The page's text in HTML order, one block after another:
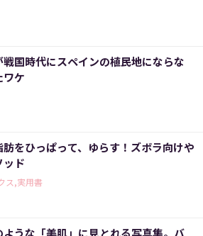
戦国時代にスペインの植民地にならな
ワケ
肪をひっぱって、ゆらす！ズボラ向けや
ッド
ス,実用書
ような「美肌」に見とれる写真集。バ